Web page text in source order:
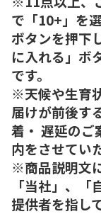
で「10+」を
ボタンを押下
に入れる」ボ
です。
※天候や生育
届けが前後す
着・ 遅延のご
内をさせてい
※商品説明文
「当社」、
提供者を指し